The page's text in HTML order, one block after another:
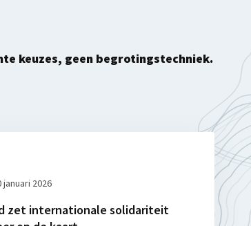
keuzes, geen begrotingstechniek.
januari 2026
zet internationale solidariteit